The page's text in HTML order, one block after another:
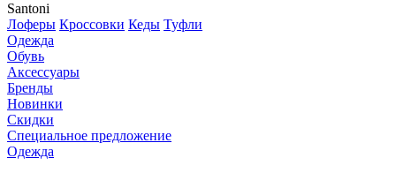
Santoni
Лоферы Кроссовки Кеды Туфли
Одежда
Обувь
Аксессуары
Бренды
Новинки
Скидки
Специальное предложение
Одежда